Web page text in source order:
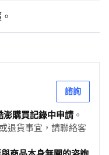
諮詢
澎購買記錄中申請 。
退貨事宜，請聯絡客